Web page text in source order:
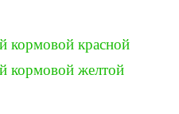
кормовой красной
кормовой желтой